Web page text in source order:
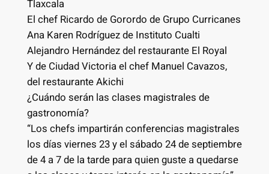
Tlaxcala
El chef Ricardo de Gorordo de Grupo Curricanes
Ana Karen Rodríguez de Instituto Cualti
Alejandro Hernández del restaurante El Royal
Y de Ciudad Victoria el chef Manuel Cavazos,
del restaurante Akichi
¿Cuándo serán las clases magistrales de
gastronomía?
“Los chefs impartirán conferencias magistrales
los días viernes 23 y el sábado 24 de septiembre
de 4 a 7 de la tarde para quien guste a quedarse